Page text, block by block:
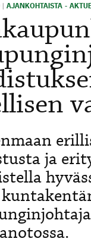
| AJANKOHTAISTA -
ja